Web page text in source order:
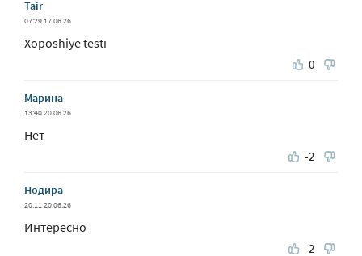
Tair
07:29 17.06.26
Xoposhiye testı
0
Марина
13:40 20.06.26
Нет
-2
Нодира
20:11 20.06.26
Интересно
-2